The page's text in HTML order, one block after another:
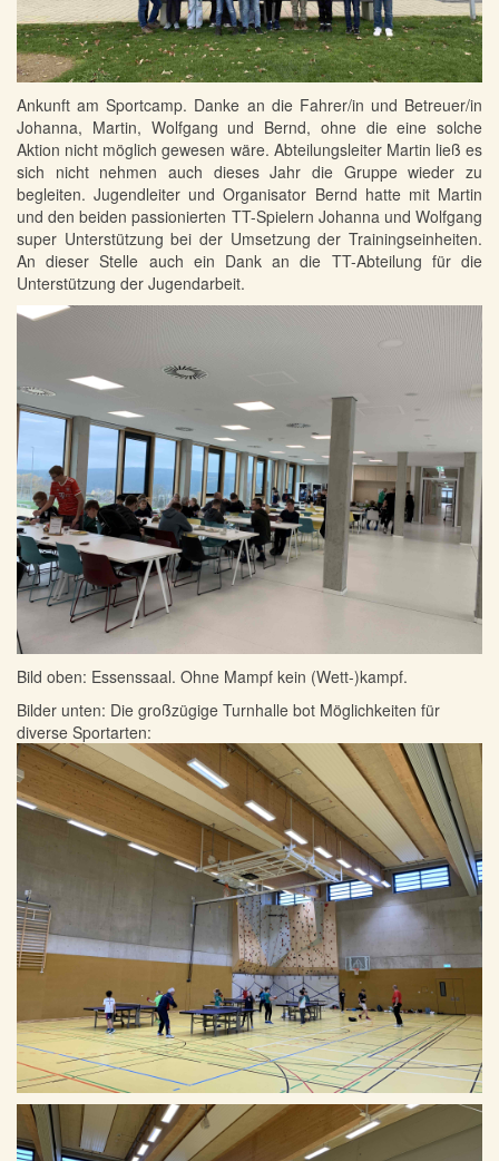
Ankunft am Sportcamp. Danke an die Fahrer/in und Betreuer/in
Johanna, Martin, Wolfgang und Bernd, ohne die eine solche
Aktion nicht möglich gewesen wäre. Abteilungsleiter Martin ließ es
sich nicht nehmen auch dieses Jahr die Gruppe wieder zu
begleiten. Jugendleiter und Organisator Bernd hatte mit Martin
und den beiden passionierten TT-Spielern Johanna und Wolfgang
super Unterstützung bei der Umsetzung der Trainingseinheiten.
An dieser Stelle auch ein Dank an die TT-Abteilung für die
Unterstützung der Jugendarbeit.
Bild oben: Essenssaal. Ohne Mampf kein (Wett-)kampf.
Bilder unten: Die großzügige Turnhalle bot Möglichkeiten für
diverse Sportarten: